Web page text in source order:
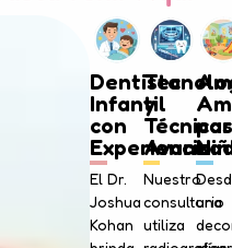
Dentista
Infantil
con
Experiencia
El Dr.
Joshua
Kohan
y
Técnicas
Nuestro
consultorio
utiliza
una